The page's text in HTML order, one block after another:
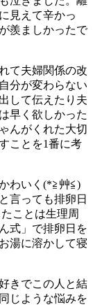
見えて辛かっ
羨ましかったで
て夫婦関係の改
分が変わらない
して伝えたり夫
早く欲しかった
んがくれた大切
ことを1番に考
わいく(*≧艸≦)
言っても排卵日
ことは生理周
式」で排卵日を
湯に溶かして寝
きでこの人と結
じような悩みを